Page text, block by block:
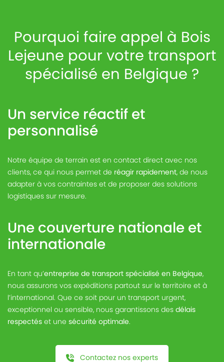
Pourquoi faire appel à Bois
Lejeune pour votre transport
spécialisé en Belgique ?
Un service réactif et
personnalisé
Notre équipe de terrain est en contact direct avec nos
clients, ce qui nous permet de réagir rapidement, de nous
adapter à vos contraintes et de proposer des solutions
logistiques sur mesure.
Une couverture nationale et
internationale
En tant qu’entreprise de transport spécialisé en Belgique,
nous assurons vos expéditions partout sur le territoire et à
l’international. Que ce soit pour un transport urgent,
exceptionnel ou sensible, nous garantissons des délais
respectés et une sécurité optimale.
Contactez nos experts